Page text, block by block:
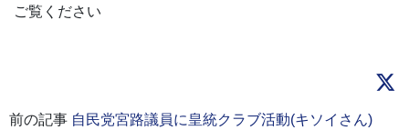
ご覧ください
前の記事 自民党宮路議員に皇統クラブ活動(キソイさん)